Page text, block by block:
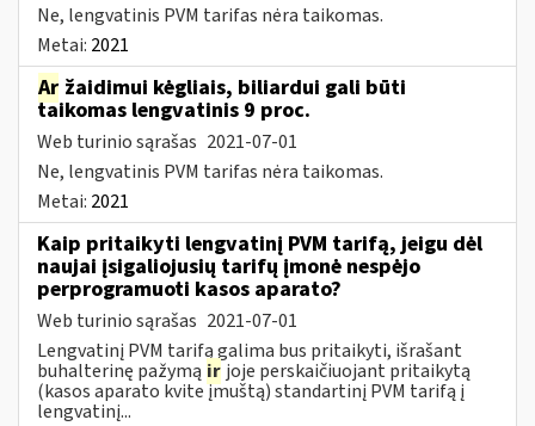
Ne, lengvatinis PVM tarifas nėra taikomas.
Metai: 2021
Ar žaidimui kėgliais, biliardui gali būti
taikomas lengvatinis 9 proc.
Web turinio sąrašas 2021-07-01
Ne, lengvatinis PVM tarifas nėra taikomas.
Metai: 2021
Kaip pritaikyti lengvatinį PVM tarifą, jeigu dėl
naujai įsigaliojusių tarifų įmonė nespėjo
perprogramuoti kasos aparato?
Web turinio sąrašas 2021-07-01
Lengvatinį PVM tarifą galima bus pritaikyti, išrašant
buhalterinę pažymą ir joje perskaičiuojant pritaikytą
(kasos aparato kvite įmuštą) standartinį PVM tarifą į
lengvatinį...